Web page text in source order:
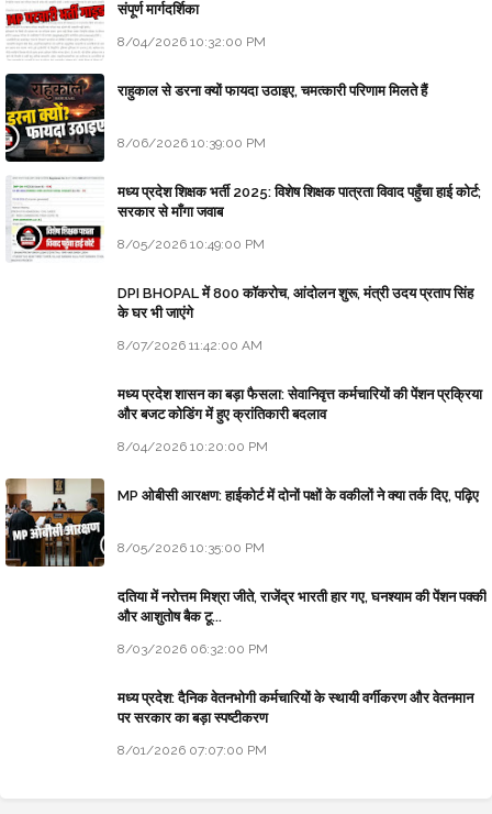
संपूर्ण मार्गदर्शिका
8/04/2026 10:32:00 PM
राहुकाल से डरना क्यों फायदा उठाइए, चमत्कारी परिणाम मिलते हैं
8/06/2026 10:39:00 PM
मध्य प्रदेश शिक्षक भर्ती 2025: विशेष शिक्षक पात्रता विवाद पहुँचा हाई कोर्ट;
सरकार से माँगा जवाब
8/05/2026 10:49:00 PM
DPI BHOPAL में 800 कॉकरोच, आंदोलन शुरू, मंत्री उदय प्रताप सिंह
के घर भी जाएंगे
8/07/2026 11:42:00 AM
मध्य प्रदेश शासन का बड़ा फैसला: सेवानिवृत्त कर्मचारियों की पेंशन प्रक्रिया
और बजट कोडिंग में हुए क्रांतिकारी बदलाव
8/04/2026 10:20:00 PM
MP ओबीसी आरक्षण: हाईकोर्ट में दोनों पक्षों के वकीलों ने क्या तर्क दिए, पढ़िए
8/05/2026 10:35:00 PM
दतिया में नरोत्तम मिश्रा जीते, राजेंद्र भारती हार गए, घनश्याम की पेंशन पक्की
और आशुतोष बैक टू...
8/03/2026 06:32:00 PM
मध्य प्रदेश: दैनिक वेतनभोगी कर्मचारियों के स्थायी वर्गीकरण और वेतनमान
पर सरकार का बड़ा स्पष्टीकरण
8/01/2026 07:07:00 PM